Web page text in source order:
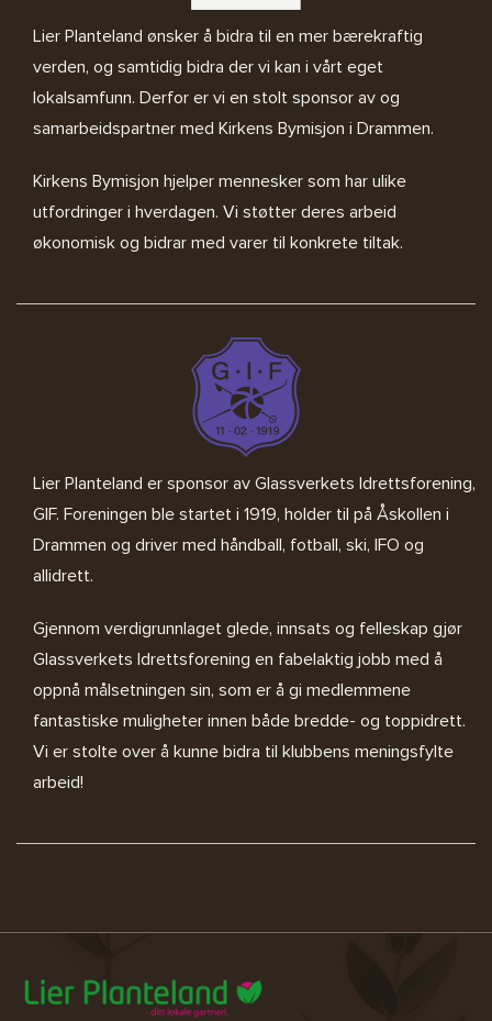
Lier Planteland ønsker å bidra til en mer bærekraftig
verden, og samtidig bidra der vi kan i vårt eget
lokalsamfunn. Derfor er vi en stolt sponsor av og
samarbeidspartner med Kirkens Bymisjon i Drammen.
Kirkens Bymisjon hjelper mennesker som har ulike
utfordringer i hverdagen. Vi støtter deres arbeid
økonomisk og bidrar med varer til konkrete tiltak.
Lier Planteland er sponsor av Glassverkets Idrettsforening,
GIF. Foreningen ble startet i 1919, holder til på Åskollen i
Drammen og driver med håndball, fotball, ski, IFO og
allidrett.
Gjennom verdigrunnlaget glede, innsats og felleskap gjør
Glassverkets Idrettsforening en fabelaktig jobb med å
oppnå målsetningen sin, som er å gi medlemmene
fantastiske muligheter innen både bredde- og toppidrett.
Vi er stolte over å kunne bidra til klubbens meningsfylte
arbeid!